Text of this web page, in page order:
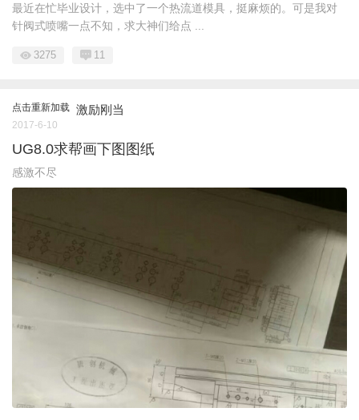
最近在忙毕业设计，选中了一个热流道模具，挺麻烦的。可是我对
针阀式喷嘴一点不知，求大神们给点 ...
3275 11
点击重新加载 激励刚当
2017-6-10
UG8.0求帮画下图图纸
感激不尽